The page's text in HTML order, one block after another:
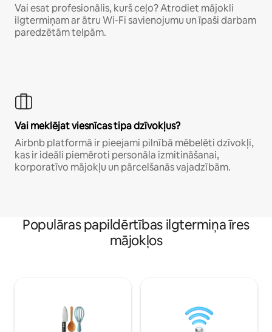
Vai esat profesionālis, kurš ceļo? Atrodiet mājokli
ilgtermiņam ar ātru Wi-Fi savienojumu un īpaši darbam
paredzētām telpām.
Vai meklējat viesnīcas tipa dzīvokļus?
Airbnb platformā ir pieejami pilnībā mēbelēti dzīvokļi,
kas ir ideāli piemēroti personāla izmitināšanai,
korporatīvo mājokļu un pārcelšanās vajadzībām.
Populāras papildērtības ilgtermiņa īres
mājokļos